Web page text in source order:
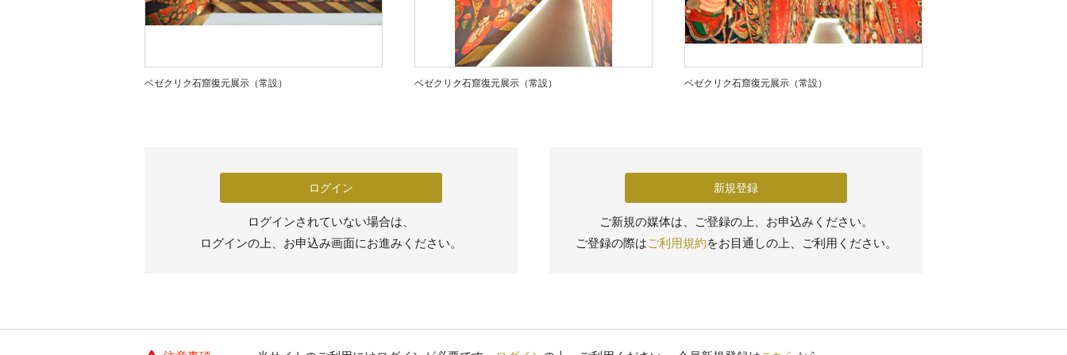
ベゼクリク石窟復元展示（常設） ベゼクリク石窟復元展示（常設） ベゼクリク石窟復元展示（常設）
ログイン
ログインされていない場合は、
ログインの上、お申込み画面にお進みください。
新規登録
ご新規の媒体は、ご登録の上、お申込みください。
ご登録の際はご利用規約をお目通しの上、ご利用ください。